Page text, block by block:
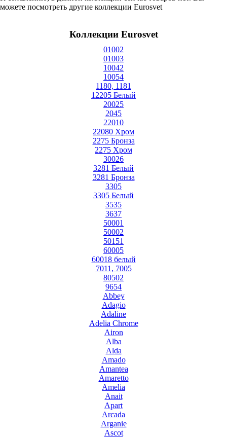
можете посмотреть другие коллекции Eurosvet
Коллекции Eurosvet
01002
01003
10042
10054
1180, 1181
12205 Белый
20025
2045
22010
22080 Хром
2275 Бронза
2275 Хром
30026
3281 Белый
3281 Бронза
3305
3305 Белый
3535
3637
50001
50002
50151
60005
60018 белый
7011, 7005
80502
9654
Abbey
Adagio
Adaline
Adelia Chrome
Airon
Alba
Alda
Amado
Amantea
Amaretto
Amelia
Anait
Apart
Arcada
Arganie
Ascot